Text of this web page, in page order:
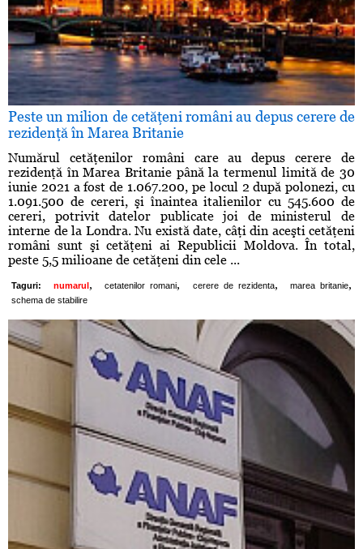
Peste un milion de cetăţeni români au depus cerere de
rezidenţă în Marea Britanie
Numărul cetăţenilor români care au depus cerere de
rezidenţă în Marea Britanie până la termenul limită de 30
iunie 2021 a fost de 1.067.200, pe locul 2 după polonezi, cu
1.091.500 de cereri, şi înaintea italienilor cu 545.600 de
cereri, potrivit datelor publicate joi de ministerul de
interne de la Londra. Nu există date, câţi din aceşti cetăţeni
români sunt şi cetăţeni ai Republicii Moldova. În total,
peste 5,5 milioane de cetăţeni din cele ...
Taguri: numarul , cetatenilor romani, cerere de rezidenta, marea britanie,
schema de stabilire